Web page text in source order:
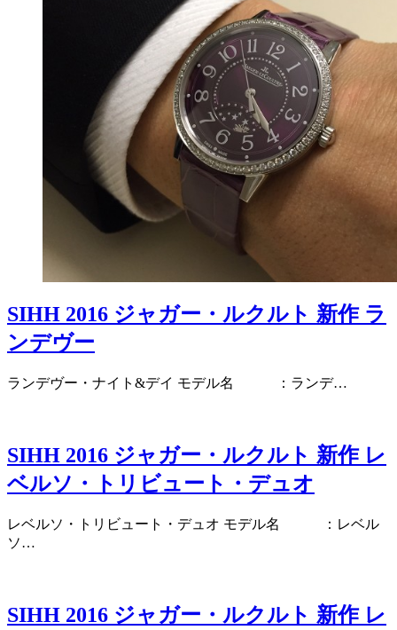
SIHH 2016 ジャガー・ルクルト 新作 ラ
ンデヴー
ランデヴー・ナイト&デイ モデル名 ：ランデ…
SIHH 2016 ジャガー・ルクルト 新作 レ
ベルソ・トリビュート・デュオ
レベルソ・トリビュート・デュオ モデル名 ：レベル
ソ…
SIHH 2016 ジャガー・ルクルト 新作 レ